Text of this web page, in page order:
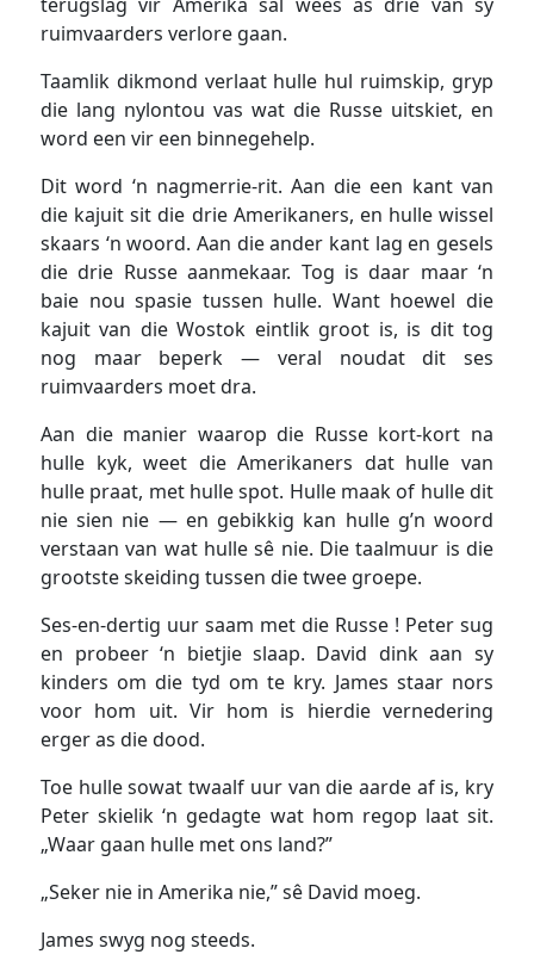
terugslag vir Amerika sal wees as drie van sy
ruimvaarders verlore gaan.
Taamlik dikmond verlaat hulle hul ruimskip, gryp
die lang nylontou vas wat die Russe uitskiet, en
word een vir een binnegehelp.
Dit word ‘n nagmerrie-rit. Aan die een kant van
die kajuit sit die drie Amerikaners, en hulle wissel
skaars ‘n woord. Aan die ander kant lag en gesels
die drie Russe aanmekaar. Tog is daar maar ‘n
baie nou spasie tussen hulle. Want hoewel die
kajuit van die Wostok eintlik groot is, is dit tog
nog maar beperk — veral noudat dit ses
ruimvaarders moet dra.
Aan die manier waarop die Russe kort-kort na
hulle kyk, weet die Amerikaners dat hulle van
hulle praat, met hulle spot. Hulle maak of hulle dit
nie sien nie — en gebikkig kan hulle g’n woord
verstaan van wat hulle sê nie. Die taalmuur is die
grootste skeiding tussen die twee groepe.
Ses-en-dertig uur saam met die Russe ! Peter sug
en probeer ‘n bietjie slaap. David dink aan sy
kinders om die tyd om te kry. James staar nors
voor hom uit. Vir hom is hierdie vernedering
erger as die dood.
Toe hulle sowat twaalf uur van die aarde af is, kry
Peter skielik ‘n gedagte wat hom regop laat sit.
„Waar gaan hulle met ons land?”
„Seker nie in Amerika nie,” sê David moeg.
James swyg nog steeds.